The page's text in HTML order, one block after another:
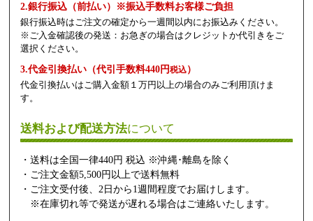
2.銀行振込（前払い）※振込手数料お客様ご負担
銀行振込時はご注文の確定から一週間以内にお振込みください。
※ご入金確認後の発送：お急ぎの場合はクレジットか代引きをご
選択ください。
3.代金引換払い（代引手数料440円税込）
代金引換払いはご購入金額１万円以上の場合のみご利用頂けま
す。
送料および配送方法について
・送料は全国一律440円 税込 ※沖縄･離島を除く
・ご注文金額5,500円以上で送料無料
・ご注文受付後、2日から1週間程度でお届けします。
※在庫切れ等で発送が遅れる場合はご連絡いたします。